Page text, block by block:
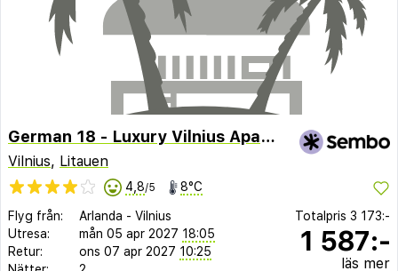
German 18 - Luxury Vilnius Apartment
Vilnius, Litauen
4,8/5 8°C
Flyg från: Arlanda - Vilnius
Utresa:
mån 05 apr 2027 18:05
Retur:
ons 07 apr 2027 10:25
Totalpris 3 173:-
1 587:-
läs mer